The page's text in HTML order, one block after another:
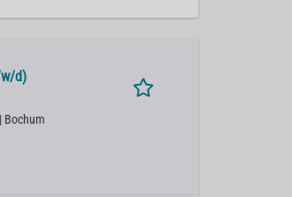
d)
Bochum